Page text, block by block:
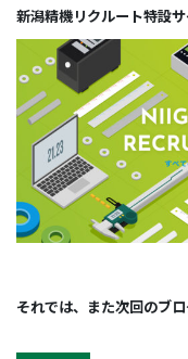
新潟精機リクルート特設
それでは、また次回のブ